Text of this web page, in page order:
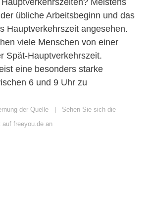
übliche Arbeitsbeginn und das
Hauptverkehrszeit angesehen.
viele Menschen von einer
Spät-Hauptverkehrszeit.
eine besonders starke
6 und 9 Uhr zu
der Quelle | Sehen Sie sich die
auf freeyou.de an